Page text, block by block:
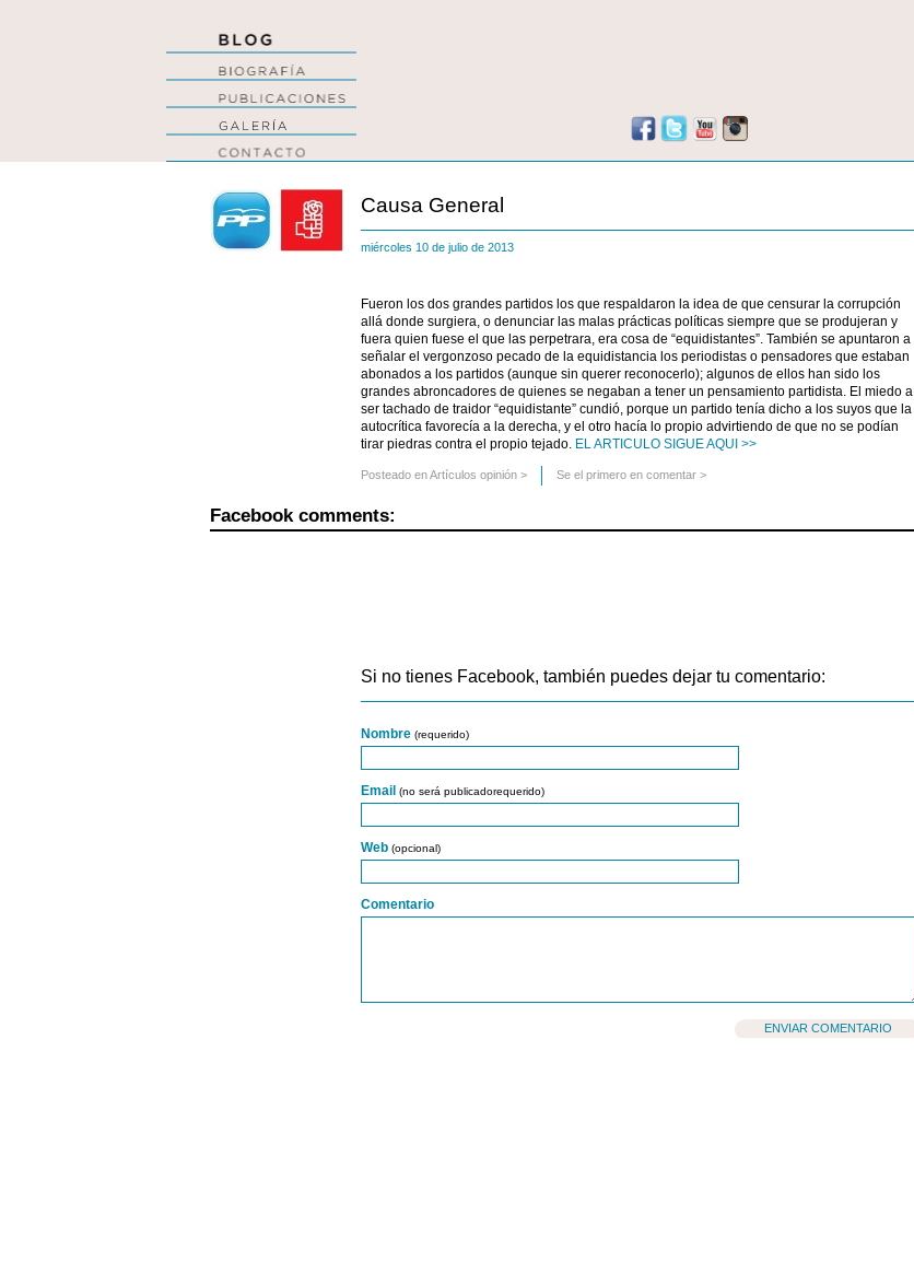
Causa General
miércoles 10 de julio de 2013
Fueron los dos grandes partidos los que respaldaron la idea de que censurar la corrupción
allá donde surgiera, o denunciar las malas prácticas políticas siempre que se produjeran y
fuera quien fuese el que las perpetrara, era cosa de “equidistantes”. También se apuntaron a
señalar el vergonzoso pecado de la equidistancia los periodistas o pensadores que estaban
abonados a los partidos (aunque sin querer reconocerlo); algunos de ellos han sido los
grandes abroncadores de quienes se negaban a tener un pensamiento partidista. El miedo a
ser tachado de traidor “equidistante” cundió, porque un partido tenía dicho a los suyos que la
autocrítica favorecía a la derecha, y el otro hacía lo propio advirtiendo de que no se podían
tirar piedras contra el propio tejado. EL ARTICULO SIGUE AQUI >>
Posteado enArtículos opinión > Se el primero en comentar >
Facebook comments:
Si no tienes Facebook, también puedes dejar tu comentario:
Nombre (requerido)
Email (no será publicadorequerido)
Web (opcional)
Comentario